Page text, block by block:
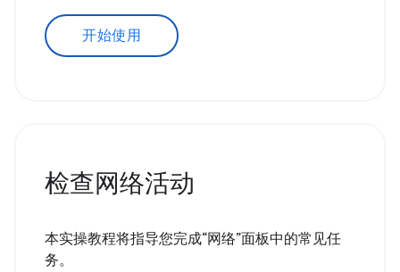
开始使用
检查网络活动
本实操教程将指导您完成“网络”面板中的常见任
务。